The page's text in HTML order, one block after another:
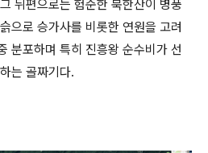
뒤편으로는 험준한 북한산이 병풍
으로 승가사를 비롯한 연원을 고려
분포하며 특히 진흥왕 순수비가 선
는 골짜기다.